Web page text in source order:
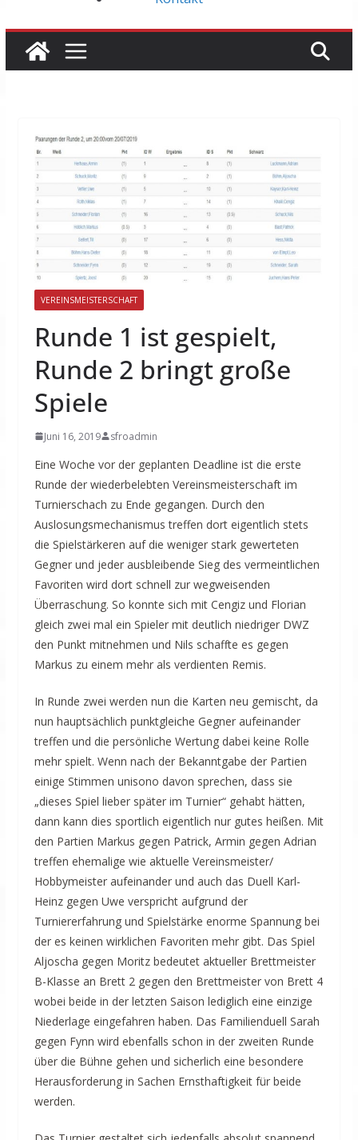
VEREINSMEISTERSCHAFT
Runde 1 ist gespielt,
Runde 2 bringt große
Spiele
Juni 16, 2019 sfroadmin
Eine Woche vor der geplanten Deadline ist die erste
Runde der wiederbelebten Vereinsmeisterschaft im
Turnierschach zu Ende gegangen. Durch den
Auslosungsmechanismus treffen dort eigentlich stets
die Spielstärkeren auf die weniger stark gewerteten
Gegner und jeder ausbleibende Sieg des vermeintlichen
Favoriten wird dort schnell zur wegweisenden
Überraschung. So konnte sich mit Cengiz und Florian
gleich zwei mal ein Spieler mit deutlich niedriger DWZ
den Punkt mitnehmen und Nils schaffte es gegen
Markus zu einem mehr als verdienten Remis.
In Runde zwei werden nun die Karten neu gemischt, da
nun hauptsächlich punktgleiche Gegner aufeinander
treffen und die persönliche Wertung dabei keine Rolle
mehr spielt. Wenn nach der Bekanntgabe der Partien
einige Stimmen unisono davon sprechen, dass sie
„dieses Spiel lieber später im Turnier“ gehabt hätten,
dann kann dies sportlich eigentlich nur gutes heißen. Mit
den Partien Markus gegen Patrick, Armin gegen Adrian
treffen ehemalige wie aktuelle Vereinsmeister/
Hobbymeister aufeinander und auch das Duell Karl-
Heinz gegen Uwe verspricht aufgrund der
Turniererfahrung und Spielstärke enorme Spannung bei
der es keinen wirklichen Favoriten mehr gibt. Das Spiel
Aljoscha gegen Moritz bedeutet aktueller Brettmeister
B-Klasse an Brett 2 gegen den Brettmeister von Brett 4
wobei beide in der letzten Saison lediglich eine einzige
Niederlage eingefahren haben. Das Familienduell Sarah
gegen Fynn wird ebenfalls schon in der zweiten Runde
über die Bühne gehen und sicherlich eine besondere
Herausforderung in Sachen Ernsthaftigkeit für beide
werden.